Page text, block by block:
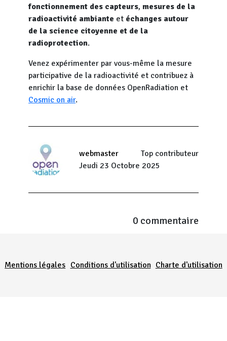
fonctionnement des capteurs, mesures de la
radioactivité ambiante et échanges autour
de la science citoyenne et de la
radioprotection.
Venez expérimenter par vous-même la mesure
participative de la radioactivité et contribuez à
enrichir la base de données OpenRadiation et
Cosmic on air.
webmaster
Top contributeur
Jeudi 23 Octobre 2025
0 commentaire
Mentions légales Conditions d'utilisation Charte d'utilisation